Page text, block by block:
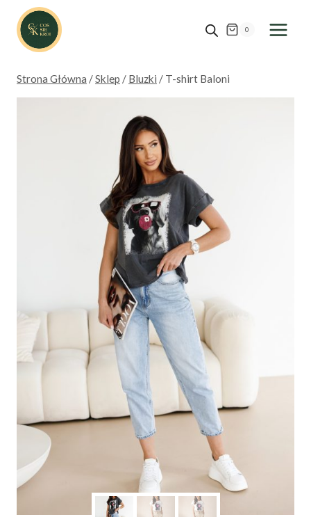
Przejdź
treści
0
Strona Główna /Sklep / Bluzki / T-shirt Baloni